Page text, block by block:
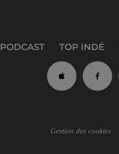
PODCAST TOP INDÉ
Gestion des cookies